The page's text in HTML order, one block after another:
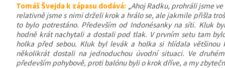
Tomáš Švejda k zápasu dodává: Ahoj Radku, prohráli jsme
relativně jsme s nimi drželi krok a hrálo se, ale jakmile přišla
to bylo potrestáno. Především od Indonésanky na síti. Kluk
hodně krát nachytali a dostali pod tlak. V prvním setu tam
holka před sebou. Kluk byl levák a holka si hlídala
několikrát dostali na jednoduchou úvodní situaci. Ve
především pohybově, proti balónu byli o krok dříve, a my